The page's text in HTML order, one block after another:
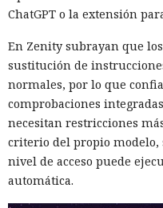
ChatGPT o la extensión
En Zenity subrayan que
sustitución de
normales, por lo que
comprobaciones
necesitan restricciones
criterio del propio modelo,
nivel de acceso puede
automática.